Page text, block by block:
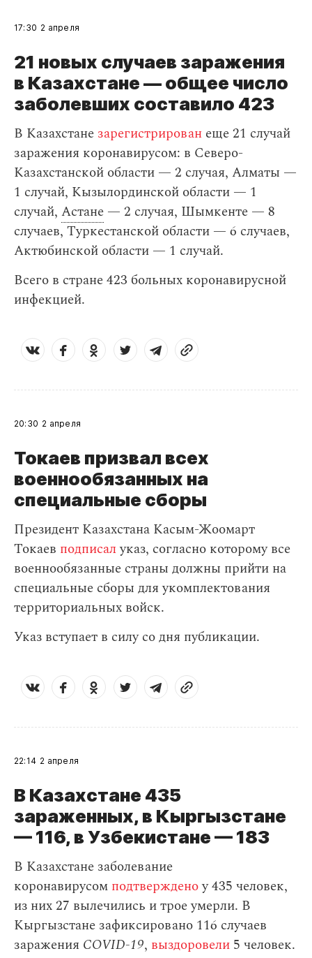
17:30 2 апреля
21 новых случаев заражения
в Казахстане — общее число
заболевших составило 423
В Казахстане зарегистрирован еще 21 случай
заражения коронавирусом: в Северо-
Казахстанской области — 2 случая, Алматы —
1 случай, Кызылординской области — 1
случай, Астане — 2 случая, Шымкенте — 8
случаев, Туркестанской области — 6 случаев,
Актюбинской области — 1 случай.
Всего в стране 423 больных коронавирусной
инфекцией.
20:30 2 апреля
Токаев призвал всех
военнообязанных на
специальные сборы
Президент Казахстана Касым-Жоомарт
Токаев подписалуказ, согласно которому все
военнообязанные страны должны прийти на
специальные сборы для укомплектования
территориальных войск.
Указ вступает в силу со дня публикации.
22:14 2 апреля
В Казахстане 435
зараженных, в Кыргызстане
— 116, в Узбекистане — 183
В Казахстане заболевание
коронавирусом подтвержденоу 435 человек,
из них 27 вылечились и трое умерли. В
Кыргызстане зафиксировано 116 случаев
заражения СOVID-19, выздоровели 5 человек.